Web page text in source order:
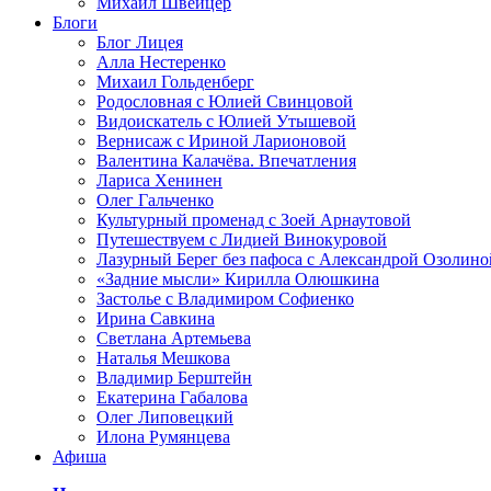
Блоги
Блог Лицея
Алла Нестеренко
Михаил Гольденберг
Родословная с Юлией Свинцовой
Видоискатель с Юлией Утышевой
Вернисаж с Ириной Ларионовой
Валентина Калачёва. Впечатления
Лариса Хенинен
Олег Гальченко
Культурный променад с Зоей Арнаутовой
Путешествуем с Лидией Винокуровой
Лазурный Берег без пафоса с Александрой
«Задние мысли» Кирилла Олюшкина
Застолье с Владимиром Софиенко
Ирина Савкина
Светлана Артемьева
Наталья Мешкова
Владимир Берштейн
Екатерина Габалова
Олег Липовецкий
Илона Румянцева
Афиша